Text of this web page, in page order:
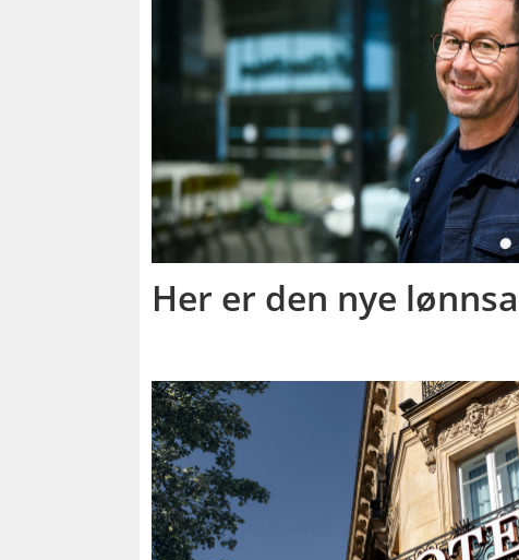
Her er den nye